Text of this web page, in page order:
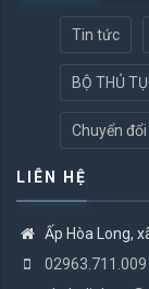
Tin tức
BỘ THỦ
Chuyển
LIÊN HỆ
Ấp Hòa Long,
02963.711.009